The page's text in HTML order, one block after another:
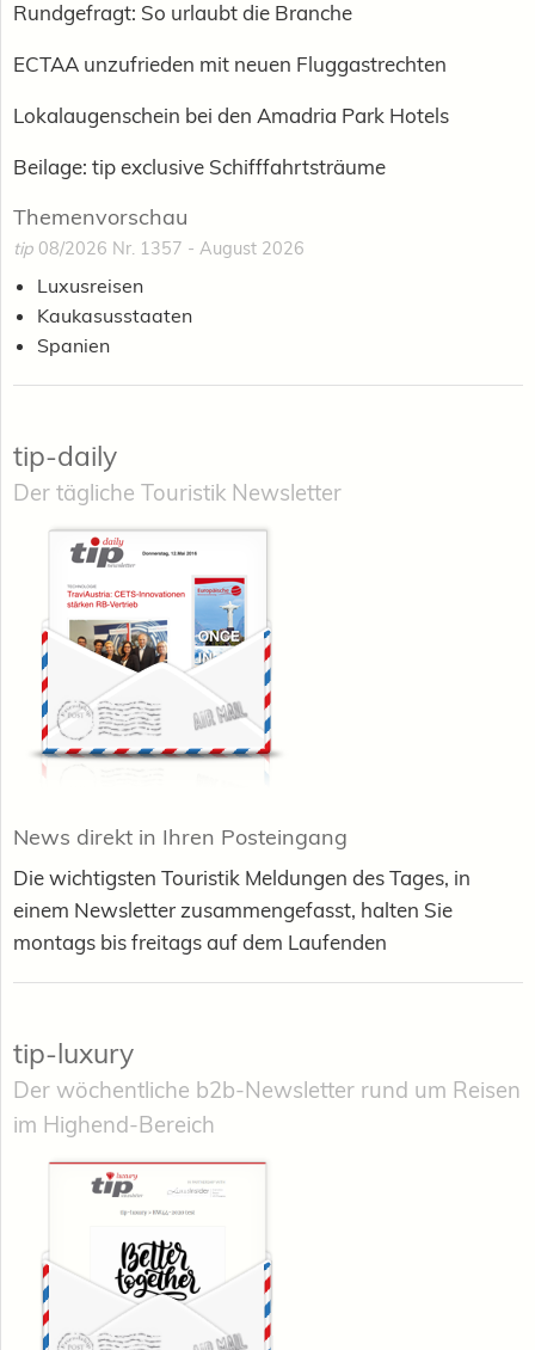
Rundgefragt: So urlaubt die Branche
ECTAA unzufrieden mit neuen Fluggastrechten
Lokalaugenschein bei den Amadria Park Hotels
Beilage: tip exclusive Schifffahrtsträume
Themenvorschau
tip 08/2026 Nr. 1357 - August 2026
Luxusreisen
Kaukasusstaaten
Spanien
tip-daily
Der tägliche Touristik Newsletter
News direkt in Ihren Posteingang
Die wichtigsten Touristik Meldungen des Tages, in
einem Newsletter zusammengefasst, halten Sie
montags bis freitags auf dem Laufenden
tip-luxury
Der wöchentliche b2b-Newsletter rund um Reisen
im Highend-Bereich